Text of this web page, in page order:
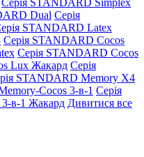
Серія STANDARD Simplex
Dual Серія
STANDARD Latex
Серія STANDARD Cocos
Серія STANDARD Cocos
Lux Жакард Серія
STANDARD Memory X4
Cocos 3-в-1 Серія
в-1 Жакард Дивитися все